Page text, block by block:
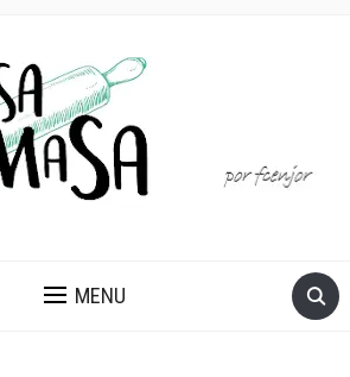
MENU